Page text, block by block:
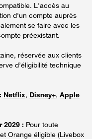
L'accès au
d'un compte auprès
se faire avec les
préexistant.
réservée aux clients
d’éligibilité technique
Netflix, Disney+, Apple
2029 : Pour toute
Orange éligible (Livebox